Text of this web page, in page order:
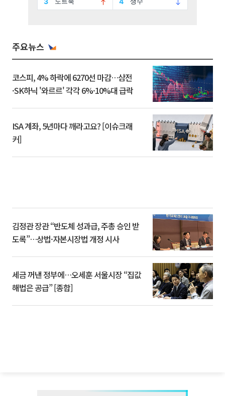
주요뉴스
코스피, 4% 하락에 6270선 마감…삼전
·SK하닉 '와르르' 각각 6%·10%대 급락
ISA 계좌, 5년마다 깨라고요? [이슈크래
커]
김정관 장관 “반도체 성과급, 주총 승인 받
도록”…상법·자본시장법 개정 시사
세금 꺼낸 정부에…오세훈 서울시장 “집값
해법은 공급” [종합]